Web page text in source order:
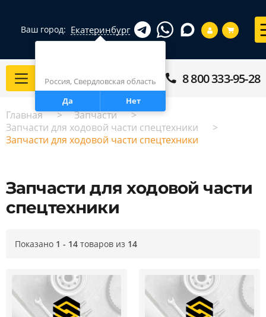
Ваш город: Екатеринбург
Россия, Свердловская область
Да
Нет
Каталог 8 800 333-95-28
Главная
Запчасти
Запчасти для ходовой части спецтехники
Запчасти для ходовой части спецтехники
Запчасти для ходовой части
спецтехники
Показано 1 - 14 товаров из 14